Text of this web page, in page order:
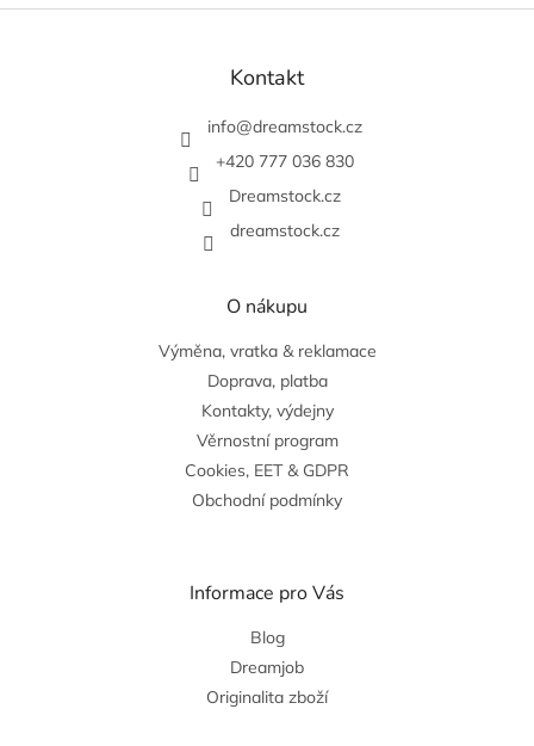
Z
Kontakt
info@dreamstock.cz
+420 777 036 830
Dreamstock.cz
dreamstock.cz
O nákupu
Výměna, vratka & reklamace
Doprava, platba
Kontakty, výdejny
Věrnostní program
Cookies, EET & GDPR
Obchodní podmínky
Informace pro Vás
Blog
Dreamjob
Originalita zboží